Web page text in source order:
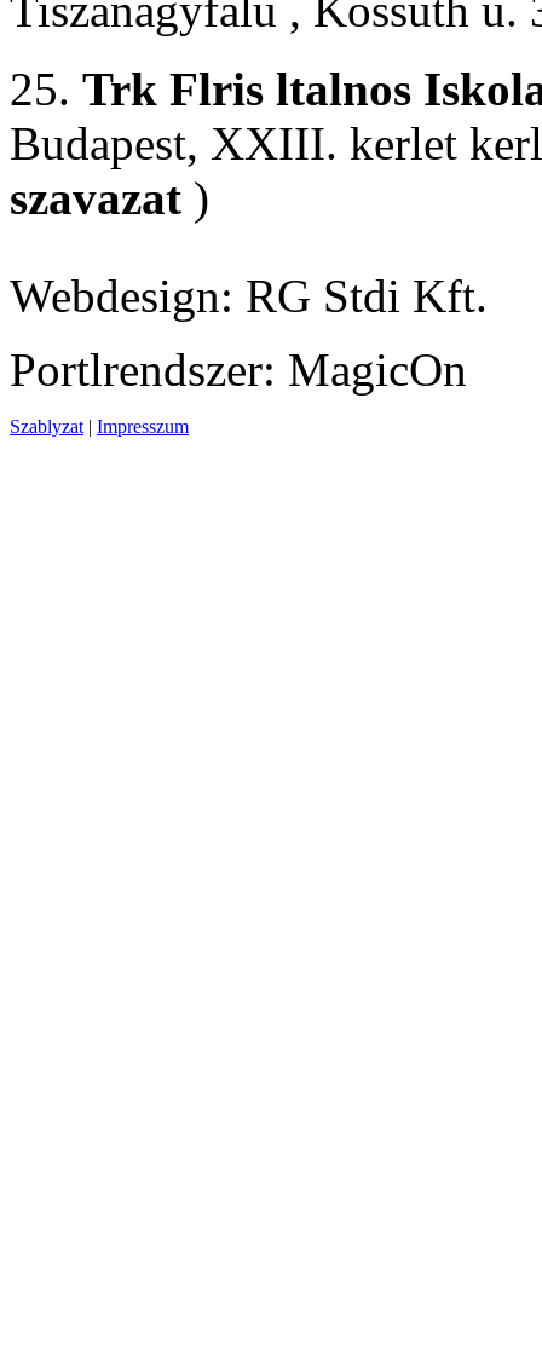
25. Trk Flris ltalnos
Budapest, XXIII. kerlet
szavazat )
Webdesign: RG Stdi Kft.
Portlrendszer: MagicOn
Szablyzat | Impresszum